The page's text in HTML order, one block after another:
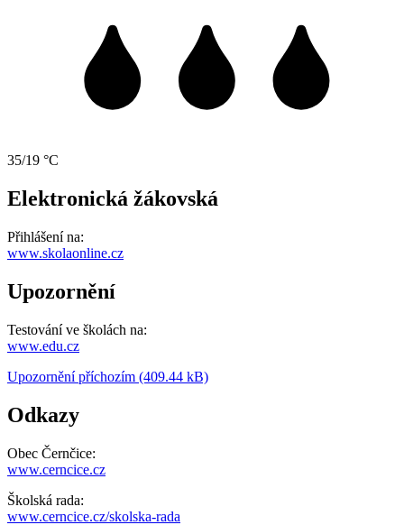
35/19 °C
Elektronická žákovská
Přihlášení na:
www.skolaonline.cz
Upozornění
Testování ve školách na:
www.edu.cz
Upozornění příchozím (409.44 kB)
Odkazy
Obec Černčice:
www.cerncice.cz
Školská rada:
www.cerncice.cz/skolska-rada